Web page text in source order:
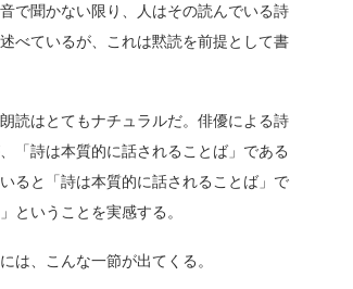
で聞かない限り、人はその読んでいる詩
べているが、これは黙読を前提として書
読はとてもナチュラルだ。俳優による詩
「詩は本質的に話されることば」である
ると「詩は本質的に話されることば」で
ということを実感する。
、こんな一節が出てくる。